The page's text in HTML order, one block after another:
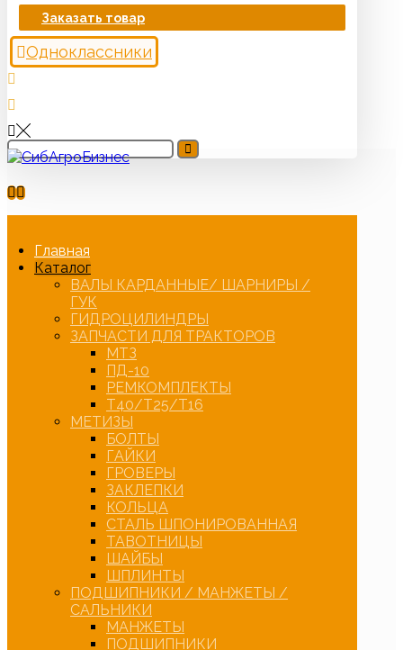
Заказать товар
Одноклассники
Главная
Каталог
ВАЛЫ КАРДАННЫЕ/ ШАРНИРЫ /
ГУК
ГИДРОЦИЛИНДРЫ
ЗАПЧАСТИ ДЛЯ ТРАКТОРОВ
МТЗ
ПД-10
РЕМКОМПЛЕКТЫ
Т40/Т25/Т16
МЕТИЗЫ
БОЛТЫ
ГАЙКИ
ГРОВЕРЫ
ЗАКЛЕПКИ
КОЛЬЦА
СТАЛЬ ШПОНИРОВАННАЯ
ТАВОТНИЦЫ
ШАЙБЫ
ШПЛИНТЫ
ПОДШИПНИКИ / МАНЖЕТЫ /
САЛЬНИКИ
МАНЖЕТЫ
ПОДШИПНИКИ